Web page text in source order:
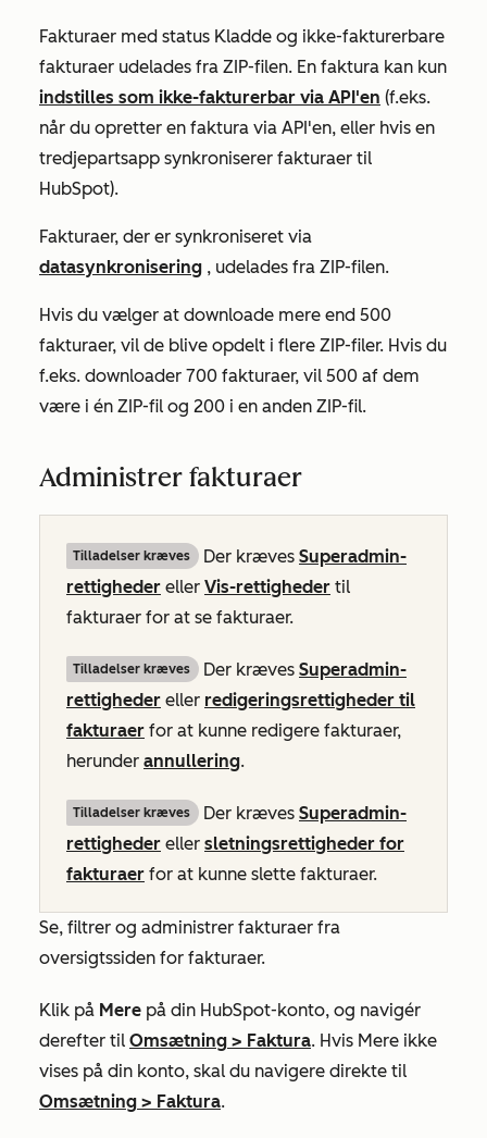
Fakturaer med status Kladde og ikke-fakturerbare
fakturaer udelades fra ZIP-filen. En faktura kan kun
indstilles som ikke-fakturerbar via API'en (f.eks.
når du opretter en faktura via API'en, eller hvis en
tredjepartsapp synkroniserer fakturaer til
HubSpot).
Fakturaer, der er synkroniseret via
datasynkronisering , udelades fra ZIP-filen.
Hvis du vælger at downloade mere end 500
fakturaer, vil de blive opdelt i flere ZIP-filer. Hvis du
f.eks. downloader 700 fakturaer, vil 500 af dem
være i én ZIP-fil og 200 i en anden ZIP-fil.
Administrer fakturaer
Tilladelser kræves Der kræves Superadmin-
rettigheder eller Vis-rettigheder til
fakturaer for at se fakturaer.
Tilladelser kræves Der kræves Superadmin-
rettigheder eller redigeringsrettigheder til
fakturaer for at kunne redigere fakturaer,
herunder annullering.
Tilladelser kræves Der kræves Superadmin-
rettigheder eller sletningsrettigheder for
fakturaer for at kunne slette fakturaer.
Se, filtrer og administrer fakturaer fra
oversigtssiden for fakturaer.
Klik på Mere på din HubSpot-konto, og navigér
derefter til Omsætning > Faktura. Hvis Mere ikke
vises på din konto, skal du navigere direkte til
Omsætning > Faktura.